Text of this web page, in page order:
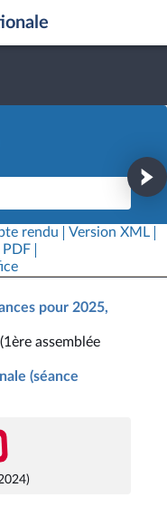
rendu
Version XML
PDF
pour 2025,
assemblée
(séance